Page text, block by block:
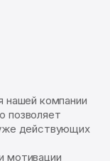
нашей компании
позволяет
действующих
мотивации